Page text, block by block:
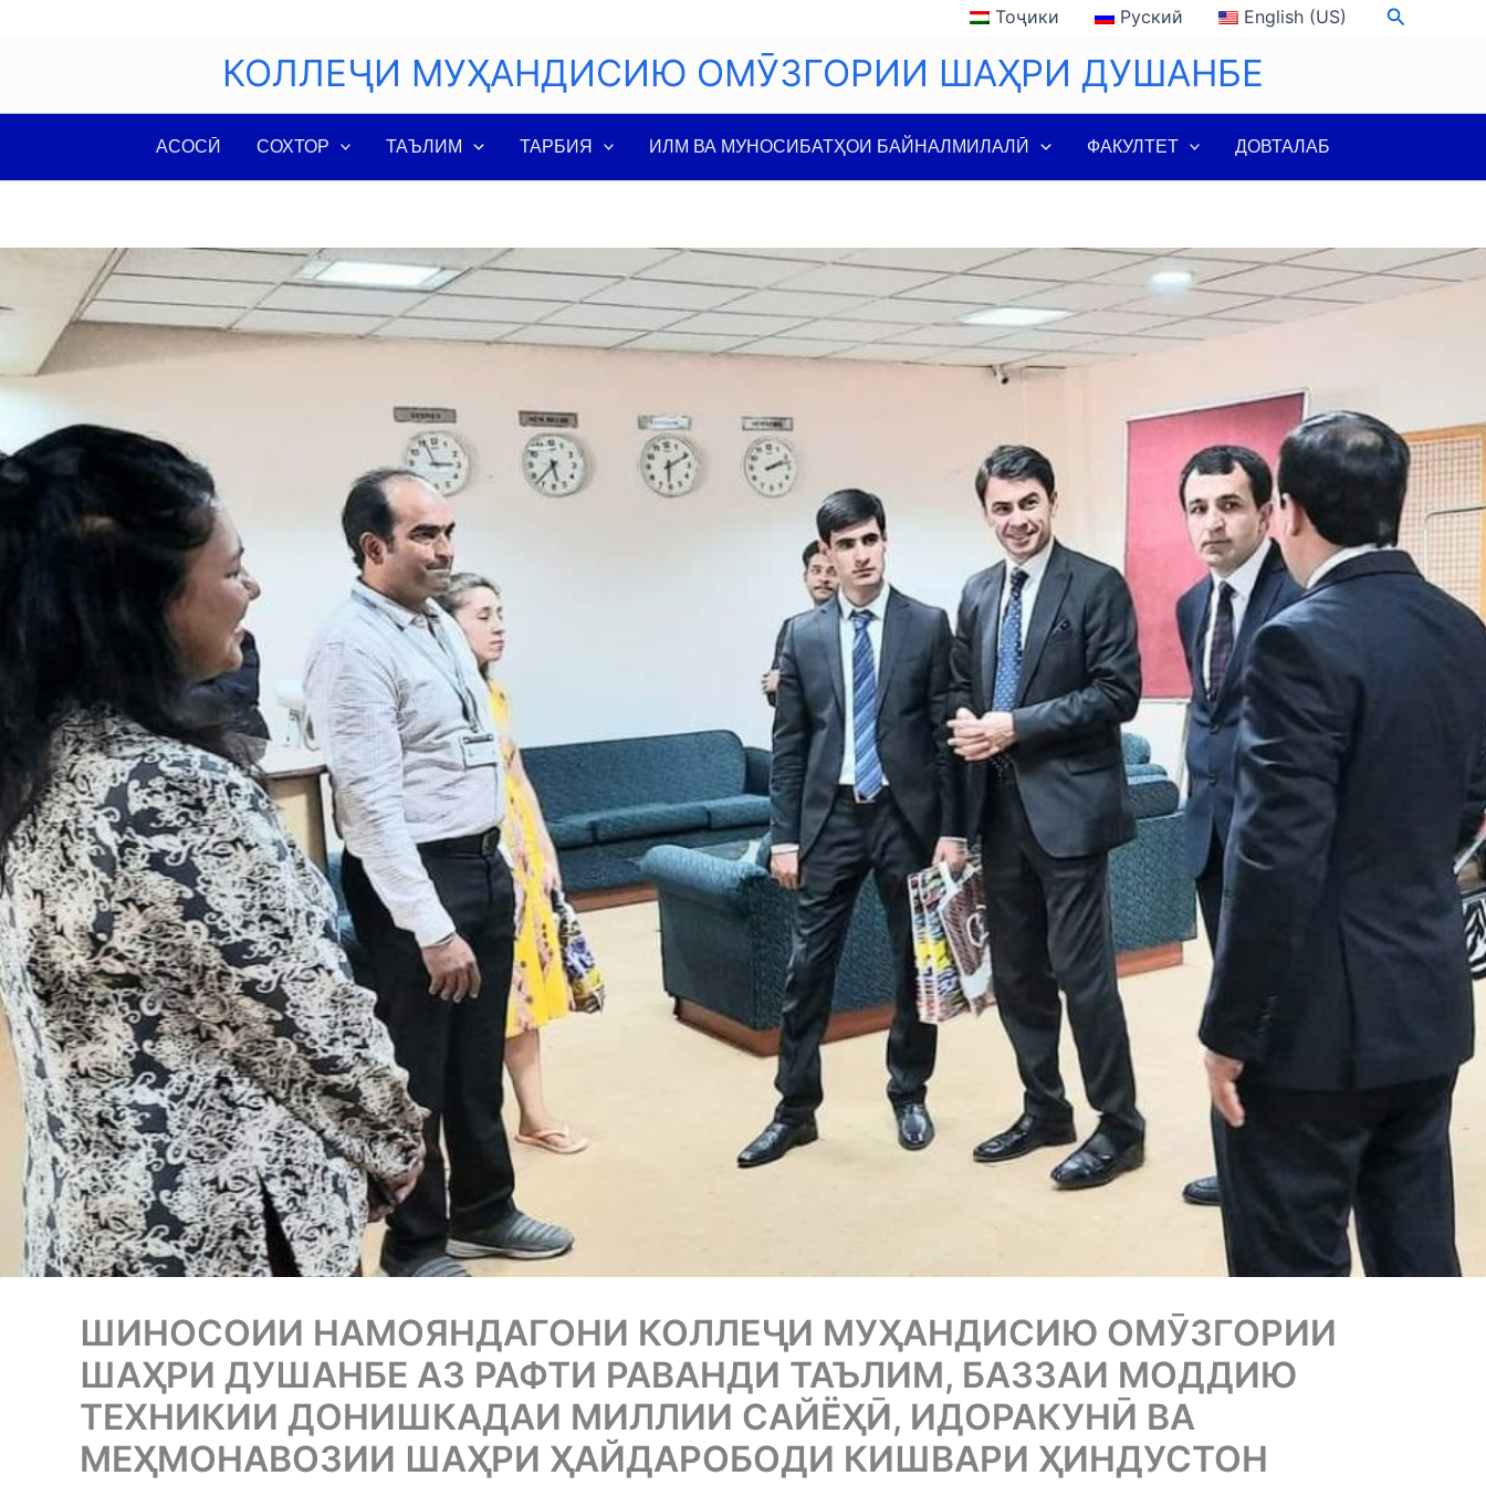
Тоҷики Руский English (US) Search
КОЛЛЕҶИ МУҲАНДИСИЮ ОМӮЗГОРИИ ШАҲРИ ДУШАНБЕ
АСОСӢ СОХТОР ТАЪЛИМ ТАРБИЯ ИЛМ ВА МУНОСИБАТҲОИ БАЙНАЛМИЛАЛӢ ФАКУЛТЕТ ДОВТАЛАБ
ШИНОСОИИ НАМОЯНДАГОНИ КОЛЛЕҶИ МУҲАНДИСИЮ ОМӮЗГОРИИ
ШАҲРИ ДУШАНБЕ АЗ РАФТИ РАВАНДИ ТАЪЛИМ, БАЗЗАИ МОДДИЮ
ТЕХНИКИИ ДОНИШКАДАИ МИЛЛИИ САЙЁҲӢ, ИДОРАКУНӢ ВА
МЕҲМОНАВОЗИИ ШАҲРИ ҲАЙДАРОБОДИ КИШВАРИ ҲИНДУСТОН